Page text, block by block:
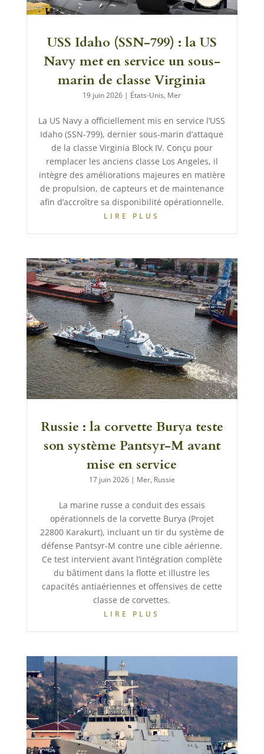
USS Idaho (SSN-799) : la US
Navy met en service un sous-
marin de classe Virginia
19 juin 2026 | États-Unis, Mer
La US Navy a officiellement mis en service l’USS
Idaho (SSN-799), dernier sous-marin d’attaque
de la classe Virginia Block IV. Conçu pour
remplacer les anciens classe Los Angeles, il
intègre des améliorations majeures en matière
de propulsion, de capteurs et de maintenance
afin d’accroître sa disponibilité opérationnelle.
LIRE PLUS
Russie : la corvette Burya teste
son système Pantsyr-M avant
mise en service
17 juin 2026| Mer, Russie
La marine russe a conduit des essais
opérationnels de la corvette Burya (Projet
22800 Karakurt), incluant un tir du système de
défense Pantsyr-M contre une cible aérienne.
Ce test intervient avant l’intégration complète
du bâtiment dans la flotte et illustre les
capacités antiaériennes et offensives de cette
classe de corvettes.
LIRE PLUS